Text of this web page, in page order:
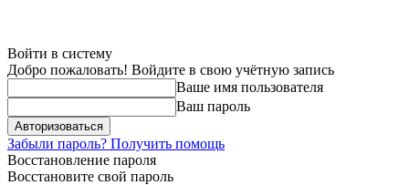
Войти в систему
Добро пожаловать! Войдите в свою учётную запись
Ваше имя пользователя
Ваш пароль
Забыли пароль? Получить помощь
Восстановление пароля
Восстановите свой пароль